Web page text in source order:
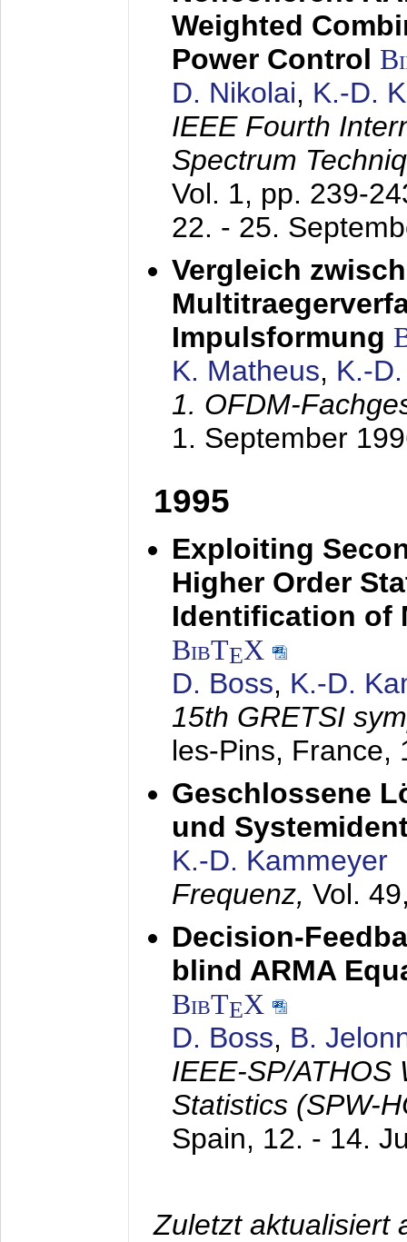
Weighted
Power Control
D. Nikolai, K.-D.
IEEE Fourth
Spectrum
Vol. 1, pp. 239-
22. - 25.
Vergleich
Impulsformung
K. Matheus, K.-
1. OFDM-
1. September
1995
Exploiting
Higher Order
Identification of
BibTEX
D. Boss, K.-D.
15th GRETSI
les-Pins, France,
Geschlossene
und
K.-D. Kammeyer
Frequenz, Vol.
Decision-
blind ARMA
BibTEX
D. Boss, B.
IEEE-SP/ATHOS
Statistics (SPW-
Spain, 12. - 14.
Zuletzt aktualisiert